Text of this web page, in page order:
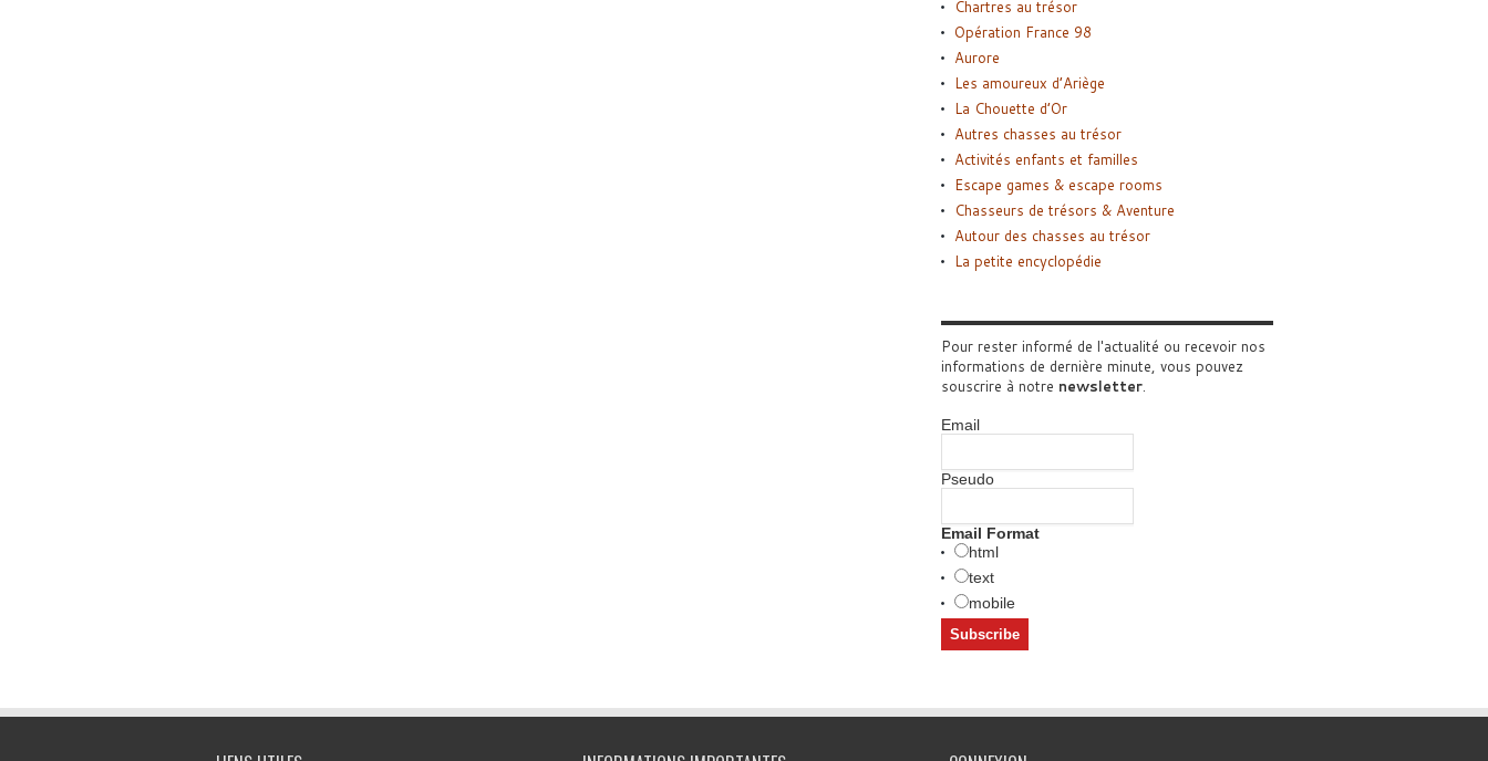
Chartres au trésor
Opération France 98
Aurore
Les amoureux d’Ariège
La Chouette d’Or
Autres chasses au trésor
Activités enfants et familles
Escape games & escape rooms
Chasseurs de trésors & Aventure
Autour des chasses au trésor
La petite encyclopédie
Pour rester informé de l'actualité ou recevoir nos
informations de dernière minute, vous pouvez
souscrire à notre newsletter.
Email
Pseudo
Email Format
html
text
mobile